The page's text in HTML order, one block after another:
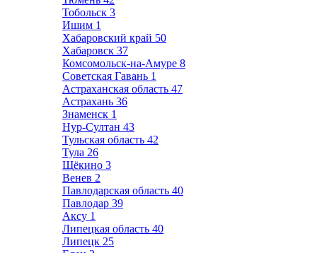
Тобольск 3
Ишим 1
Хабаровский край 50
Хабаровск 37
Комсомольск-на-Амуре 8
Советская Гавань 1
Астраханская область 47
Астрахань 36
Знаменск 1
Нур-Султан 43
Тульская область 42
Тула 26
Щёкино 3
Венев 2
Павлодарская область 40
Павлодар 39
Аксу 1
Липецкая область 40
Липецк 25